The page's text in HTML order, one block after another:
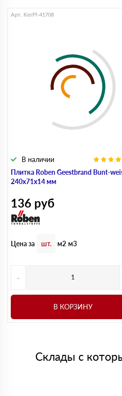
Плитка Roben Geestbrand Bunt-
240х71х14 мм
В наличии
Арт. KerPl-41708
136 руб
Цена за шт. м2 м3
-
В КОРЗИНУ
Склады с